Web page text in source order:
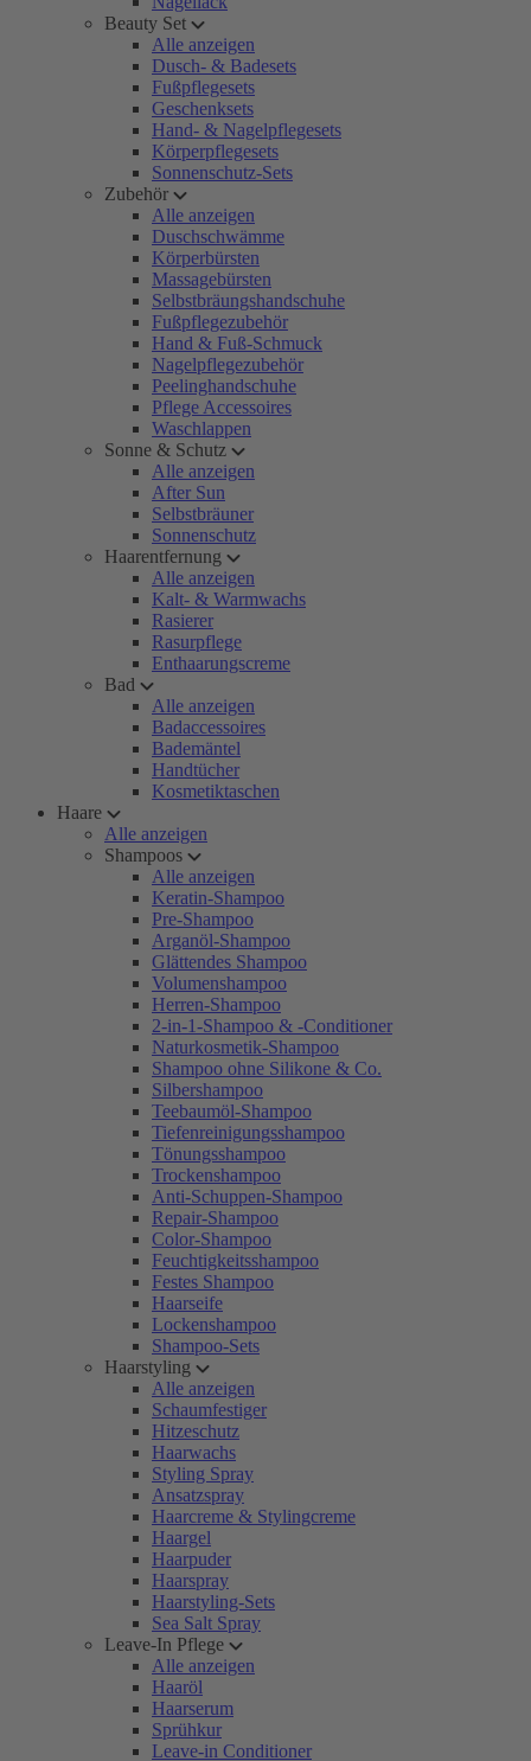
Beauty Set
Alle anzeigen
Dusch- & Badesets
Fußpflegesets
Geschenksets
Hand- & Nagelpflegesets
Körperpflegesets
Sonnenschutz-Sets
Zubehör
Alle anzeigen
Duschschwämme
Körperbürsten
Massagebürsten
Selbstbräungshandschuhe
Fußpflegezubehör
Hand & Fuß-Schmuck
Nagelpflegezubehör
Peelinghandschuhe
Pflege Accessoires
Waschlappen
Sonne & Schutz
Alle anzeigen
After Sun
Selbstbräuner
Sonnenschutz
Haarentfernung
Alle anzeigen
Kalt- & Warmwachs
Rasierer
Rasurpflege
Enthaarungscreme
Bad
Alle anzeigen
Badaccessoires
Bademäntel
Handtücher
Kosmetiktaschen
Haare
Alle anzeigen
Shampoos
Alle anzeigen
Keratin-Shampoo
Pre-Shampoo
Arganöl-Shampoo
Glättendes Shampoo
Volumenshampoo
Herren-Shampoo
2-in-1-Shampoo & -Conditioner
Naturkosmetik-Shampoo
Shampoo ohne Silikone & Co.
Silbershampoo
Teebaumöl-Shampoo
Tiefenreinigungsshampoo
Tönungsshampoo
Trockenshampoo
Anti-Schuppen-Shampoo
Repair-Shampoo
Color-Shampoo
Feuchtigkeitsshampoo
Festes Shampoo
Haarseife
Lockenshampoo
Shampoo-Sets
Haarstyling
Alle anzeigen
Schaumfestiger
Hitzeschutz
Haarwachs
Styling Spray
Ansatzspray
Haarcreme & Stylingcreme
Haargel
Haarpuder
Haarspray
Haarstyling-Sets
Sea Salt Spray
Leave-In Pflege
Alle anzeigen
Haaröl
Haarserum
Sprühkur
Leave-in Conditioner